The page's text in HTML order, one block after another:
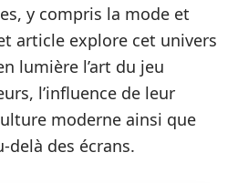
y compris la mode et
article explore cet univers
lumière l’art du jeu
l’influence de leur
moderne ainsi que
delà des écrans.